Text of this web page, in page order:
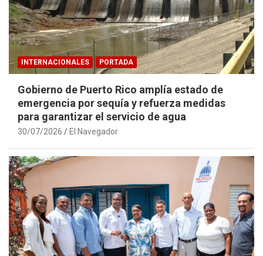
INTERNACIONALES PORTADA
Gobierno de Puerto Rico amplía estado de
emergencia por sequía y refuerza medidas
para garantizar el servicio de agua
30/07/2026 El Navegador